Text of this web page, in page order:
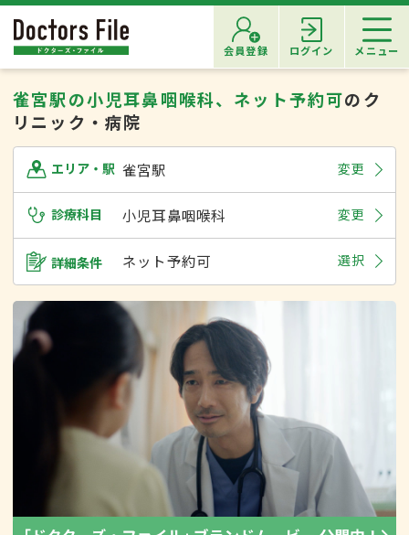
会員登録 ログイン メニュー
雀宮駅の小児耳鼻咽喉科、ネット予約可のク
リニック・病院
エリア・駅 雀宮駅 変更
診療科目 小児耳鼻咽喉科 変更
詳細条件 ネット予約可 選択